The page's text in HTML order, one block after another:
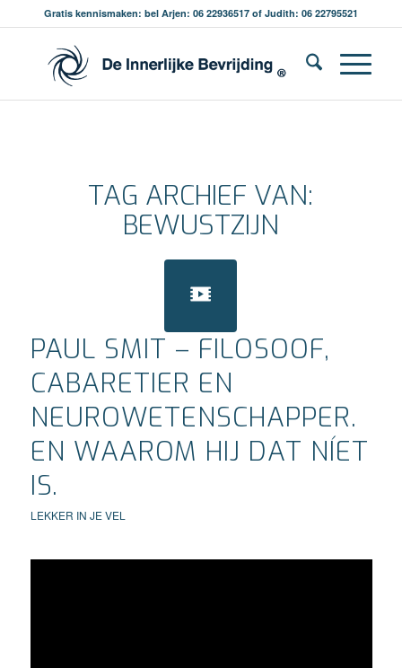
Gratis kennismaken: bel Arjen: 06 22936517 of Judith: 06 22795521
TAG ARCHIEF VAN:
BEWUSTZIJN
PAUL SMIT – FILOSOOF,
CABARETIER EN
NEUROWETENSCHAPPER.
EN WAAROM HIJ DAT NÍET
IS.
LEKKER IN JE VEL